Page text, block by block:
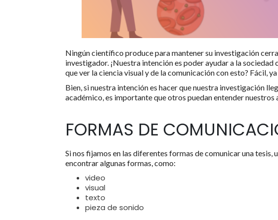
Ningún científico produce para mantener su investigación
investigador. ¡Nuestra intención es poder ayudar a la
que ver la ciencia visual y de la comunicación con esto? Fácil,
Bien, si nuestra intención es hacer que nuestra investigación
académico, es importante que otros puedan entender nuestros
FORMAS DE
Si nos fijamos en las diferentes formas de comunicar una
encontrar algunas formas, como:
video
visual
texto
pieza de sonido